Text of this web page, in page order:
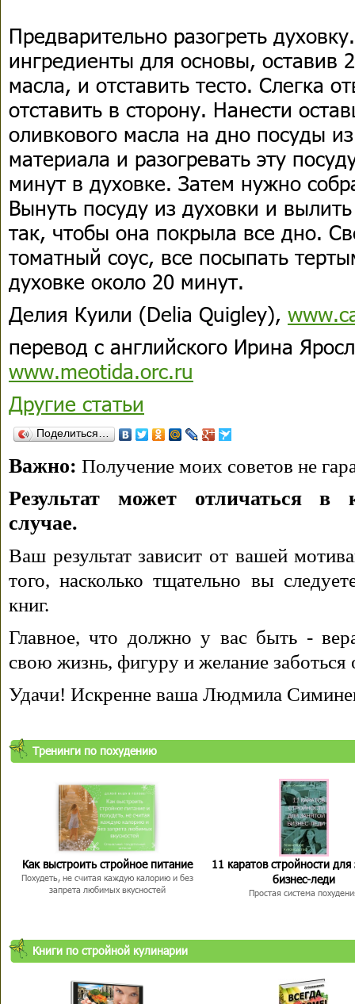
Предварительно разогреть
ингредиенты для основы, оставив
масла, и отставить тесто. Слегка
отставить в сторону. Нанести
оливкового масла на дно посуды
материала и разогревать эту
минут в духовке. Затем нужно
Вынуть посуду из духовки и
так, чтобы она покрыла все дно.
томатный соус, все посыпать
духовке около 20 минут.
Делия Куили (Delia Quigley),
перевод с английского Ирина
www.meotida.orc.ru
Другие статьи
Поделиться…
Важно: Получение моих советов не
Результат может отличаться в
случае.
Ваш результат зависит от вашей
того, насколько тщательно вы
книг.
Главное, что должно у вас быть -
свою жизнь, фигуру и желание заботься
Удачи! Искренне ваша Людмила
Тренинги по похудению
Как выстроить стройное питание
Похудеть, не считая каждую калорию и без
запрета любимых вкусностей
11 каратов стройности для
бизнес-леди
Простая система
Книги по стройной кулинарии